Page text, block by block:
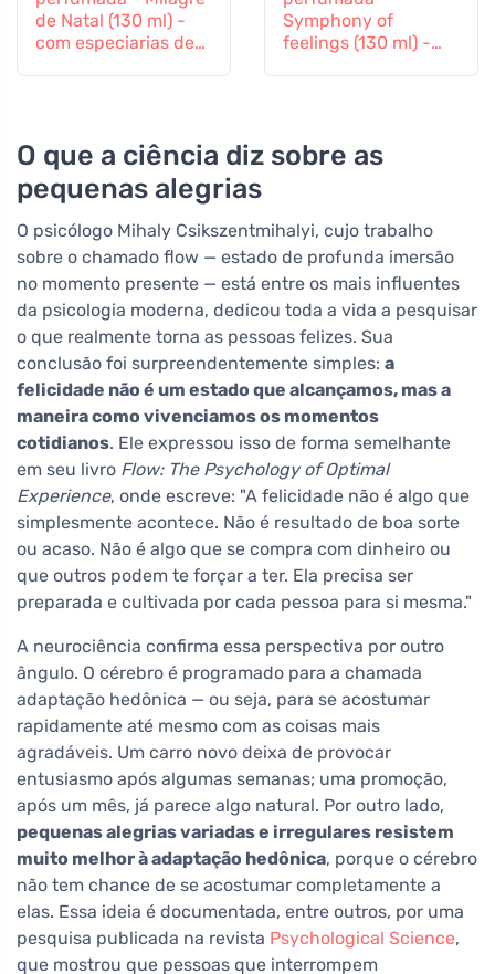
de Natal (130 ml) -
com especiarias de
Symphony of
feelings (130 ml) -
O que a ciência diz sobre as
pequenas alegrias
O psicólogo Mihaly Csikszentmihalyi, cujo trabalho
sobre o chamado flow — estado de profunda imersão
no momento presente — está entre os mais influentes
da psicologia moderna, dedicou toda a vida a pesquisar
o que realmente torna as pessoas felizes. Sua
conclusão foi surpreendentemente simples: a
felicidade não é um estado que alcançamos, mas a
maneira como vivenciamos os momentos
cotidianos. Ele expressou isso de forma semelhante
em seu livro Flow: The Psychology of Optimal
Experience, onde escreve: "A felicidade não é algo que
simplesmente acontece. Não é resultado de boa sorte
ou acaso. Não é algo que se compra com dinheiro ou
que outros podem te forçar a ter. Ela precisa ser
preparada e cultivada por cada pessoa para si mesma."
A neurociência confirma essa perspectiva por outro
ângulo. O cérebro é programado para a chamada
adaptação hedônica — ou seja, para se acostumar
rapidamente até mesmo com as coisas mais
agradáveis. Um carro novo deixa de provocar
entusiasmo após algumas semanas; uma promoção,
após um mês, já parece algo natural. Por outro lado,
pequenas alegrias variadas e irregulares resistem
muito melhor à adaptação hedônica, porque o cérebro
não tem chance de se acostumar completamente a
elas. Essa ideia é documentada, entre outros, por uma
pesquisa publicada na revista Psychological Science,
que mostrou que pessoas que interrompem